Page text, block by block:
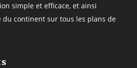
simple et efficace, et ainsi
continent sur tous les plans de